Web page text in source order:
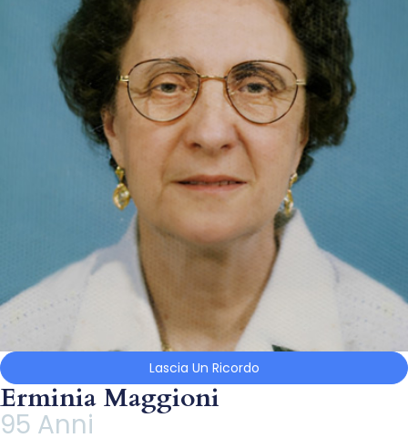
Lascia Un Ricordo
Erminia Maggioni
95 Anni